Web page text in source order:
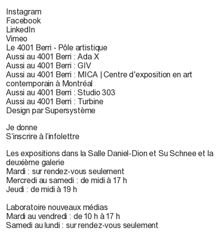
Instagram
Facebook
LinkedIn
Vimeo
Le 4001 Berri - Pôle artistique
Aussi au 4001 Berri : Ada X
Aussi au 4001 Berri : GIV
Aussi au 4001 Berri : MICA | Centre d'exposition en art
contemporain à Montréal
Aussi au 4001 Berri : Studio 303
Aussi au 4001 Berri : Turbine
Design par Supersystème
Je donne
S’inscrire à l’infolettre
Les expositions dans la Salle Daniel-Dion et Su Schnee et la
deuxième galerie
Mardi : sur rendez-vous seulement
Mercredi au samedi : de midi à 17 h
Jeudi : de midi à 19 h
Laboratoire nouveaux médias
Mardi au vendredi : de 10 h à 17 h
Samedi au lundi : sur rendez-vous seulement